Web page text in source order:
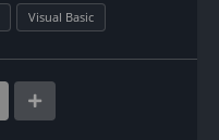
Visual Basic